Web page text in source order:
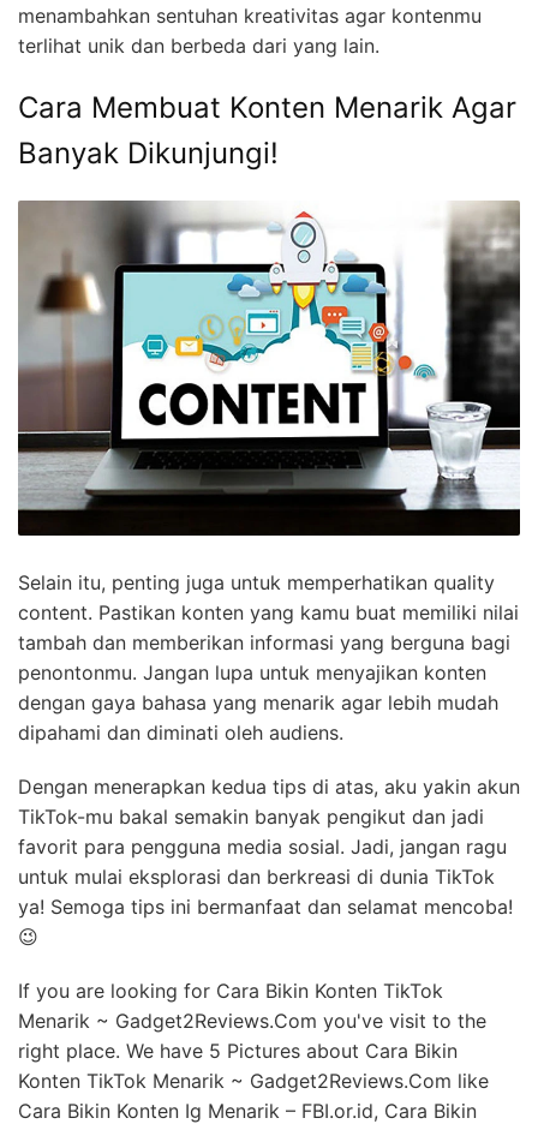
menambahkan sentuhan kreativitas agar kontenmu
terlihat unik dan berbeda dari yang lain.
Cara Membuat Konten Menarik Agar
Banyak Dikunjungi!
Selain itu, penting juga untuk memperhatikan quality
content. Pastikan konten yang kamu buat memiliki nilai
tambah dan memberikan informasi yang berguna bagi
penontonmu. Jangan lupa untuk menyajikan konten
dengan gaya bahasa yang menarik agar lebih mudah
dipahami dan diminati oleh audiens.
Dengan menerapkan kedua tips di atas, aku yakin akun
TikTok-mu bakal semakin banyak pengikut dan jadi
favorit para pengguna media sosial. Jadi, jangan ragu
untuk mulai eksplorasi dan berkreasi di dunia TikTok
ya! Semoga tips ini bermanfaat dan selamat mencoba!
😉
If you are looking for Cara Bikin Konten TikTok
Menarik ~ Gadget2Reviews.Com you've visit to the
right place. We have 5 Pictures about Cara Bikin
Konten TikTok Menarik ~ Gadget2Reviews.Com like
Cara Bikin Konten Ig Menarik – FBI.or.id, Cara Bikin